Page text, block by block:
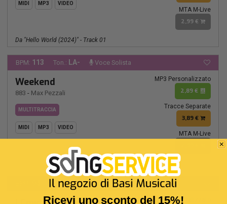
MIDI MP3 VIDEO
MTA M-Live
2,99 €
Da "Hello World (2024)" - Track 01
BPM: 113 Ton.: LA- Voce Solista
Weekend
883 - Max Pezzali
MULTITRACCIA
MIDI MP3 VIDEO
MP3 Personalizzato
2,89 €
Tracce Separate
3,89 €
MTA M-Live
Ton.:DO
MP3 Personalizzato
Ricevi uno sconto del 15%!